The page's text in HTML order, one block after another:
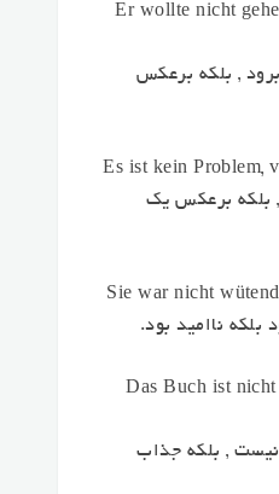
Er wollte nicht
, بلکه برعکس
Es ist kein Problem,
بلکه برعکسیک
Sie war nicht
بلکه ناامید بود.
Das Buch ist
, بلکه جذاب